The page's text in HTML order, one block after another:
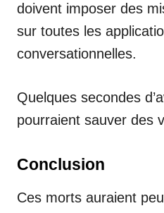
doivent imposer des
sur toutes les
conversationnelles.
Quelques secondes
pourraient sauver des
Conclusion
Ces morts auraient